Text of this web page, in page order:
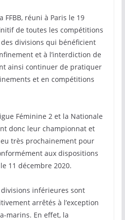
FFBB, réuni à Paris le 19
de toutes les compétitions
divisions qui bénéficient
et à l’interdiction de
ainsi continuer de pratiquer
et en compétitions
Féminine 2 et la Nationale
donc leur championnat et
très prochainement pour
aux dispositions
11 décembre 2020.
inférieures sont
arrêtés à l’exception
marins. En effet, la